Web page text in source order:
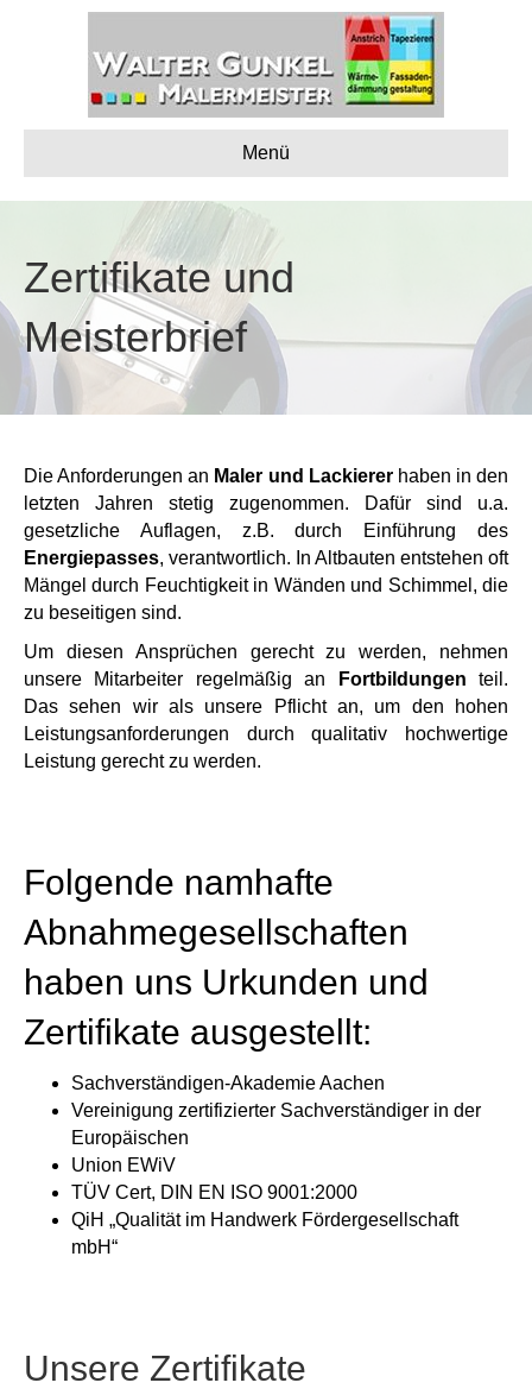
Menü
Zertifikate und
Meisterbrief
Die Anforderungen an Maler und Lackiererhaben in den
letzten Jahren stetig zugenommen. Dafür sind u.a.
gesetzliche Auflagen, z.B. durch Einführung des
Energiepasses, verantwortlich. In Altbauten entstehen oft
Mängel durch Feuchtigkeit in Wänden und Schimmel, die
zu beseitigen sind.
Um diesen Ansprüchen gerecht zu werden, nehmen
unsere Mitarbeiter regelmäßig an
Fortbildungen teil.
Das sehen wir als unsere Pflicht an, um den hohen
Leistungsanforderungen durch qualitativ hochwertige
Leistung gerecht zu werden.
Folgende namhafte
Abnahmegesellschaften
haben uns Urkunden und
Zertifikate ausgestellt:
Sachverständigen-Akademie Aachen
Vereinigung zertifizierter Sachverständiger in der
Europäischen
Union EWiV
TÜV Cert, DIN EN ISO 9001:2000
QiH „Qualität im Handwerk Fördergesellschaft
mbH“
Unsere Zertifikate